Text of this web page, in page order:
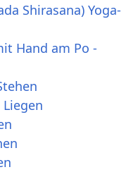
Shirasana) Yoga-
Hand am Po -